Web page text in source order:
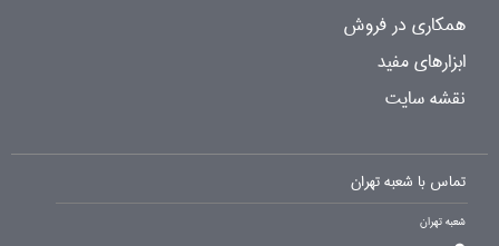
همکاری در فروش
ابزارهای مفید
نقشه سایت
تماس با شعبه تهران
شعبه تهران